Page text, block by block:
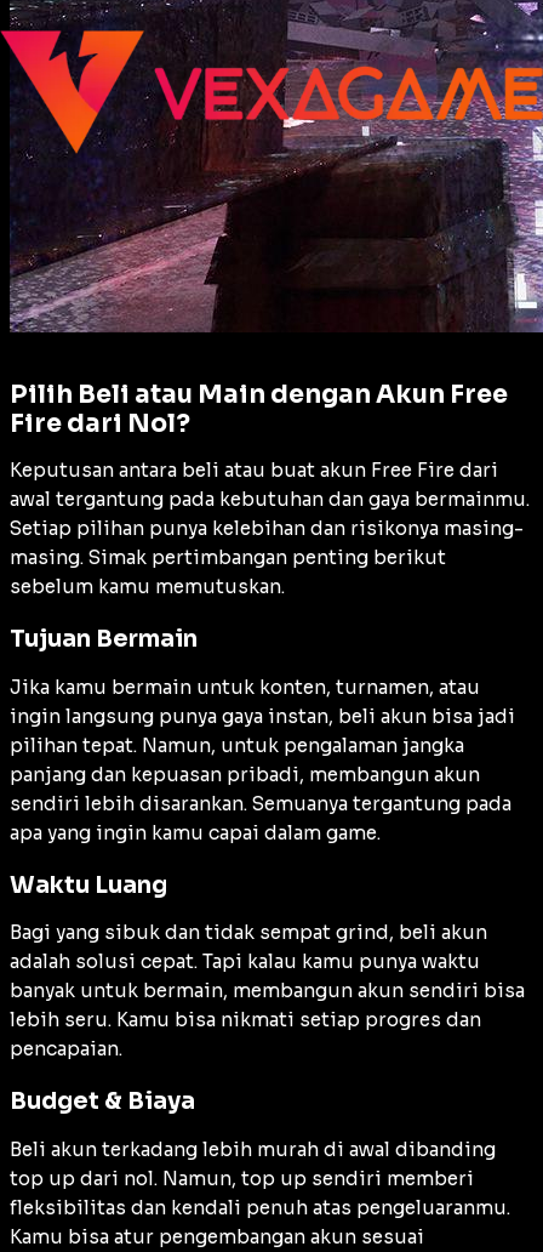
Pilih Beli atau Main dengan Akun Free
Fire dari Nol?
Keputusan antara beli atau buat akun Free Fire dari
awal tergantung pada kebutuhan dan gaya bermainmu.
Setiap pilihan punya kelebihan dan risikonya masing-
masing. Simak pertimbangan penting berikut
sebelum kamu memutuskan.
Tujuan Bermain
Jika kamu bermain untuk konten, turnamen, atau
ingin langsung punya gaya instan, beli akun bisa jadi
pilihan tepat. Namun, untuk pengalaman jangka
panjang dan kepuasan pribadi, membangun akun
sendiri lebih disarankan. Semuanya tergantung pada
apa yang ingin kamu capai dalam game.
Waktu Luang
Bagi yang sibuk dan tidak sempat grind, beli akun
adalah solusi cepat. Tapi kalau kamu punya waktu
banyak untuk bermain, membangun akun sendiri bisa
lebih seru. Kamu bisa nikmati setiap progres dan
pencapaian.
Budget & Biaya
Beli akun terkadang lebih murah di awal dibanding
top up dari nol. Namun, top up sendiri memberi
fleksibilitas dan kendali penuh atas pengeluaranmu.
Kamu bisa atur pengembangan akun sesuai